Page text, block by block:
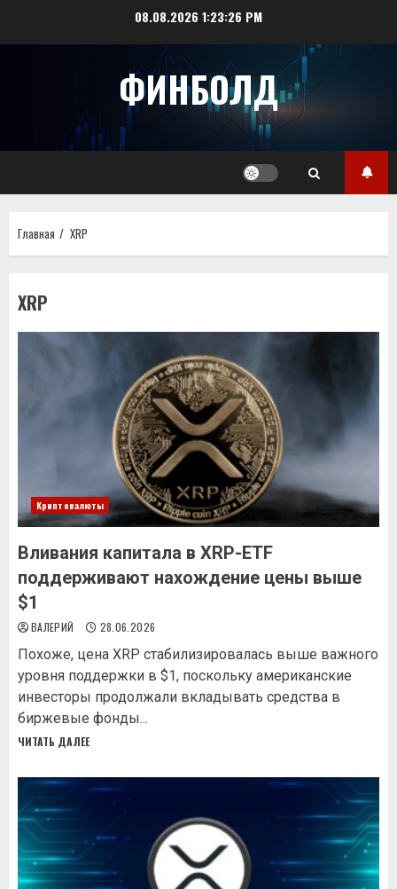
08.08.20261:23:27 PM
ФИНБОЛД
Главная XRP
XRP
Криптовалюты
Вливания капитала в XRP-ETF
поддерживают нахождение цены выше
$1
ВАЛЕРИЙ 28.06.2026
Похоже, цена XRP стабилизировалась выше важного
уровня поддержки в $1, поскольку американские
инвесторы продолжали вкладывать средства в
биржевые фонды...
ЧИТАТЬ ДАЛЕЕ